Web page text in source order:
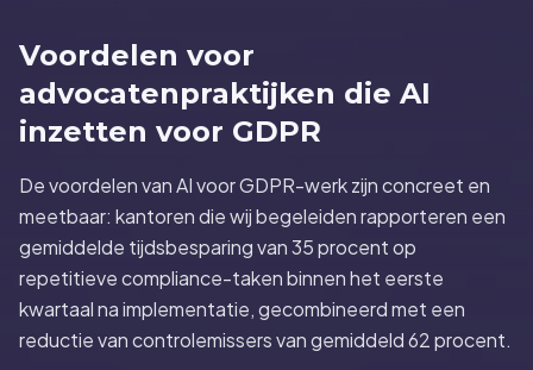
Voordelen voor
advocatenpraktijken die AI
inzetten voor GDPR
De voordelen van AI voor GDPR-werk zijn concreet en
meetbaar: kantoren die wij begeleiden rapporteren een
gemiddelde tijdsbesparing van 35 procent op
repetitieve compliance-taken binnen het eerste
kwartaal na implementatie, gecombineerd met een
reductie van controlemissers van gemiddeld 62 procent.